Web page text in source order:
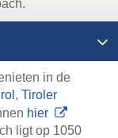
in de
, Tiroler
hier
ligt op 1050